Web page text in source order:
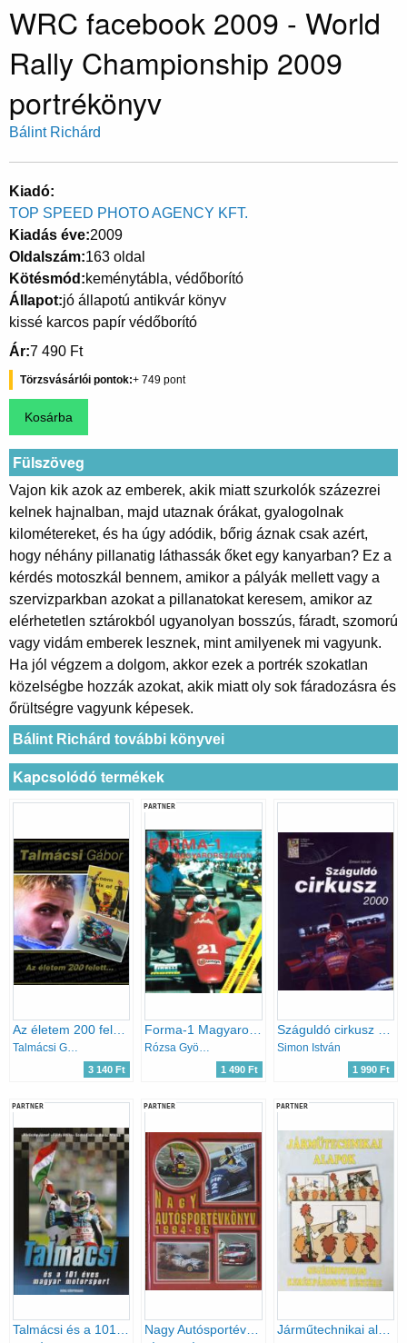
WRC facebook 2009 - World
Rally Championship 2009
portrékönyv
Bálint Richárd
Kiadó
TOP SPEED PHOTO AGENCY KFT.
Kiadás éve 2009
Oldalszám 163 oldal
Kötésmód keménytábla, védőborító
Állapot jó állapotú antikvár könyv
kissé karcos papír védőborító
Ár 7 490 Ft
Törzsvásárlói pontok 749
Fülszöveg
Vajon kik azok az emberek, akik miatt szurkolók százezrei
kelnek hajnalban, majd utaznak órákat, gyalogolnak
kilométereket, és ha úgy adódik, bőrig áznak csak azért,
hogy néhány pillanatig láthassák őket egy kanyarban? Ez a
kérdés motoszkál bennem, amikor a pályák mellett vagy a
szervizparkban azokat a pillanatokat keresem, amikor az
elérhetetlen sztárokból ugyanolyan bosszús, fáradt, szomorú
vagy vidám emberek lesznek, mint amilyenek mi vagyunk.
Ha jól végzem a dolgom, akkor ezek a portrék szokatlan
közelségbe hozzák azokat, akik miatt oly sok fáradozásra és
őrültségre vagyunk képesek.
Bálint Richárd további könyvei
Kapcsolódó termékek
Talmácsi Gábor- Stefano Favaro
3 140 Ft
PARTNER
Rózsa György
1 490 Ft
Simon István
1 990 Ft
PARTNER PARTNER PARTNER
Járműtechnikai alapok segédmotoros kerékpárosok részére